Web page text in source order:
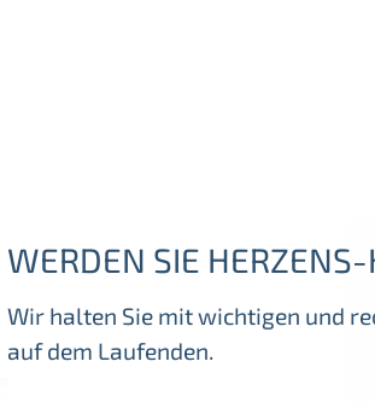
WERDEN SIE HERZENS-
Wir halten Sie mit wichtigen und
auf dem Laufenden.